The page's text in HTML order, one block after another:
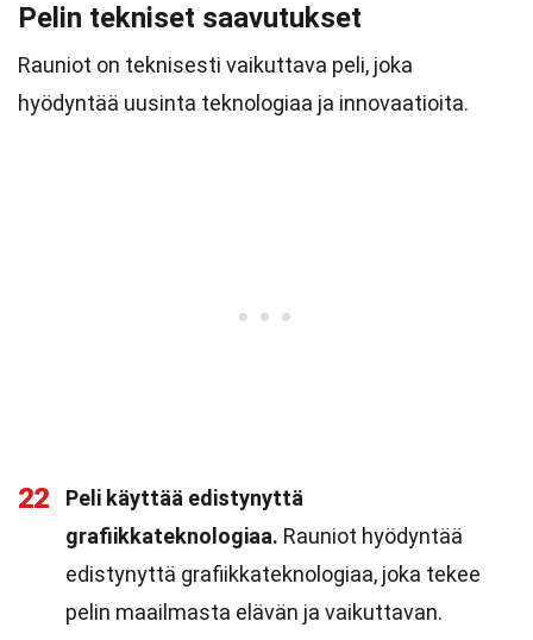
Pelin tekniset saavutukset
Rauniot on teknisesti vaikuttava peli, joka
hyödyntää uusinta teknologiaa ja innovaatioita.
22
Peli käyttää edistynyttä
grafiikkateknologiaa. Rauniot hyödyntää
edistynyttä grafiikkateknologiaa, joka tekee
pelin maailmasta elävän ja vaikuttavan.